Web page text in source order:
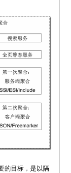
的目标，是以隔